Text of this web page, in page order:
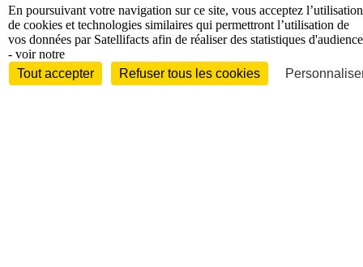
En poursuivant votre navigation sur ce site, vous acceptez l’utilisation
de cookies et technologies similaires qui permettront l’utilisation de
vos données par Satellifacts afin de réaliser des statistiques d'audience
- voir notre
Tout accepter
Refuser tous les cookies